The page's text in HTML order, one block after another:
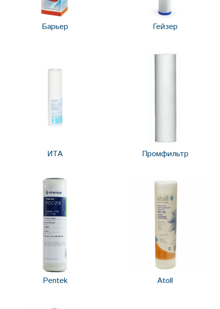
Барьер Гейзер
ИТА Промфильтр
Pentek Atoll